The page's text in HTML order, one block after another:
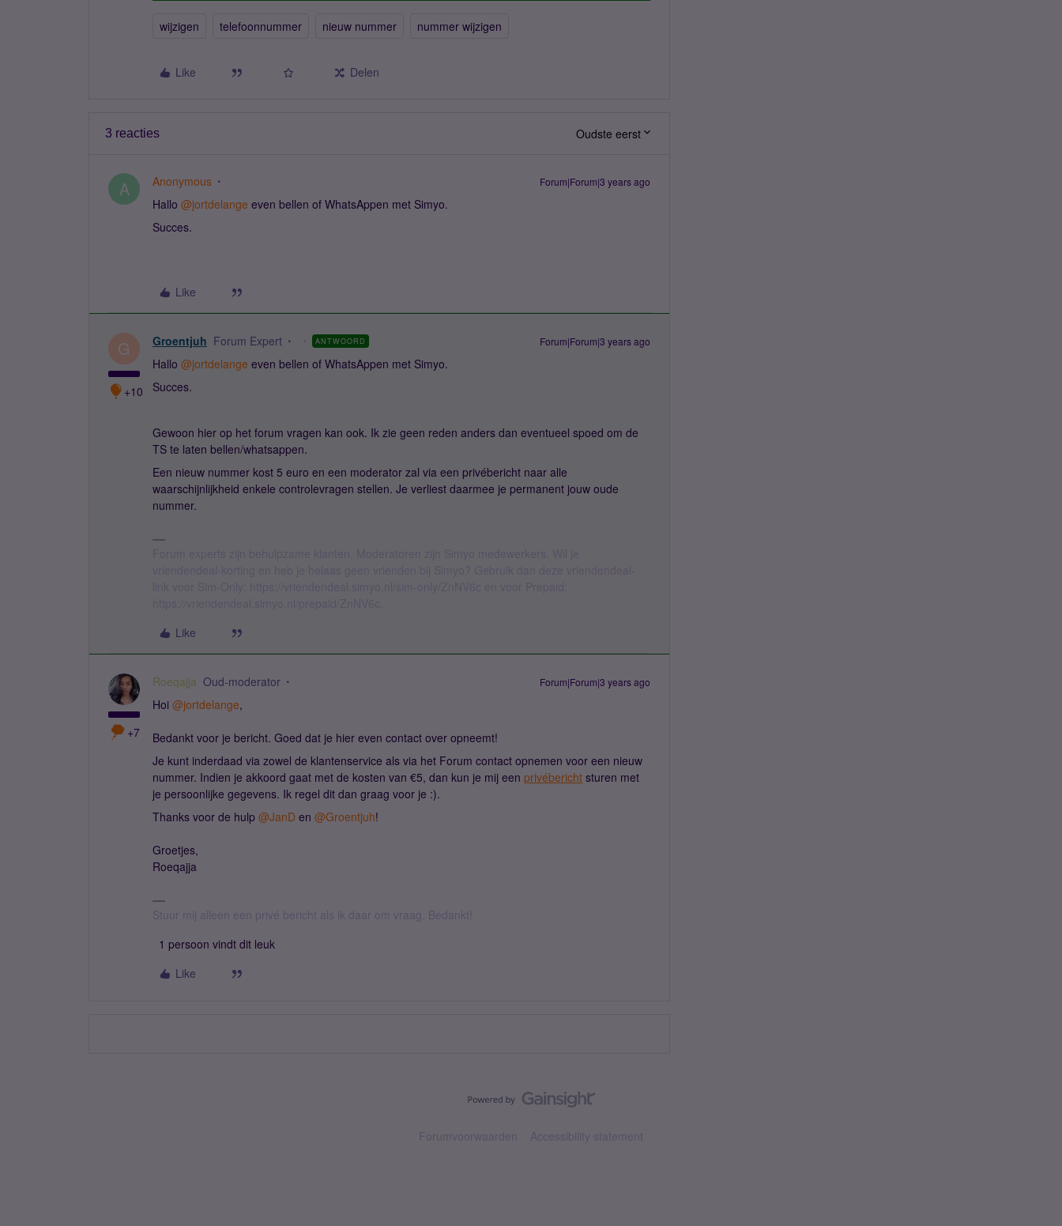
wijzigen telefoonnummer nieuw nummer nummer wijzigen
Like Delen
3 reacties Oudste eerst
A Anonymous Forum|Forum|3 years ago
Hallo @jortdelange even bellen of WhatsAppen met Simyo.
Succes.
Like
G
+10
Groentjuh Forum Expert ANTWOORD Forum|Forum|3 years ago
Hallo @jortdelange even bellen of WhatsAppen met Simyo.
Succes.
Gewoon hier op het forum vragen kan ook. Ik zie geen reden anders dan eventueel spoed om de
TS te laten bellen/whatsappen.
Een nieuw nummer kost 5 euro en een moderator zal via een privébericht naar alle
waarschijnlijkheid enkele controlevragen stellen. Je verliest daarmee je permanent jouw oude
nummer.
Like
+7
Roeqajja Oud-moderator Forum|Forum|3 years ago
Hoi @jortdelange,
Bedankt voor je bericht. Goed dat je hier even contact over opneemt!
Je kunt inderdaad via zowel de klantenservice als via het Forum contact opnemen voor een nieuw
nummer. Indien je akkoord gaat met de kosten van €5, dan kun je mij een privébericht sturen met
je persoonlijke gegevens. Ik regel dit dan graag voor je :).
Thanks voor de hulp @JanD en @Groentjuh!
Groetjes,
Roeqajja
Stuur mij alleen een privé bericht als ik daar om vraag. Bedankt!
1 persoon vindt dit leuk
Like
Forumvoorwaarden Accessibility statement